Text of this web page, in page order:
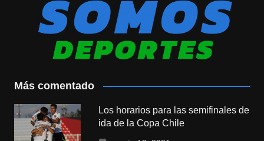
Más comentado
Los horarios para las semifinales de
ida de la Copa Chile